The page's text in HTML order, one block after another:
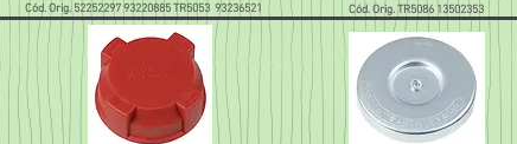
Cód. Orig. 52252297 93220885 TR5053 93236521 Cód. Orig. TR5086 13502353